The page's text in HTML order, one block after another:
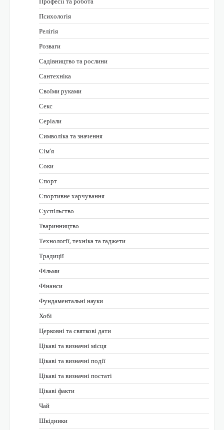
Психологія
Релігія
Розваги
Садівництво та рослини
Сантехніка
Своїми руками
Секс
Серіали
Символіка та значення
Сім’я
Соки
Спорт
Спортивне харчування
Суспільство
Тваринництво
Технології, техніка та гаджети
Традиції
Фільми
Фінанси
Фундаментальні науки
Хобі
Церковні та святкові дати
Цікаві та визначні місця
Цікаві та визначні події
Цікаві та визначні постаті
Цікаві факти
Чай
Шкідники